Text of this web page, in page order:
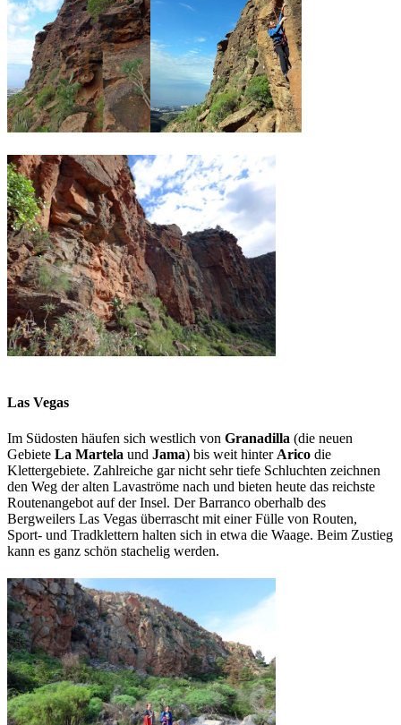
Las Vegas
Im Südosten häufen sich westlich von Granadilla (die neuen
Gebiete La Martela und Jama) bis weit hinter Arico die
Klettergebiete. Zahlreiche gar nicht sehr tiefe Schluchten zeichnen
den Weg der alten Lavaströme nach und bieten heute das reichste
Routenangebot auf der Insel. Der Barranco oberhalb des
Bergweilers Las Vegas überrascht mit einer Fülle von Routen,
Sport- und Tradklettern halten sich in etwa die Waage. Beim Zustieg
kann es ganz schön stachelig werden.